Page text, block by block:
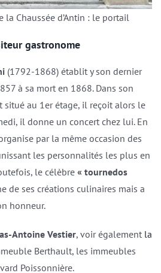
la Chaussée d’Antin : le portail
gastronome
(1792-1868) établit y son dernier
à sa mort en 1868. Dans son
situé au 1er étage, il reçoit alors le
il donne un concert chez lui. En
par la même occasion des
les personnalités les plus en
le célèbre « tournedos
de ses créations culinaires mais a
honneur.
Antoine Vestier, voir également la
Berthault, les immeubles
Poissonnière.